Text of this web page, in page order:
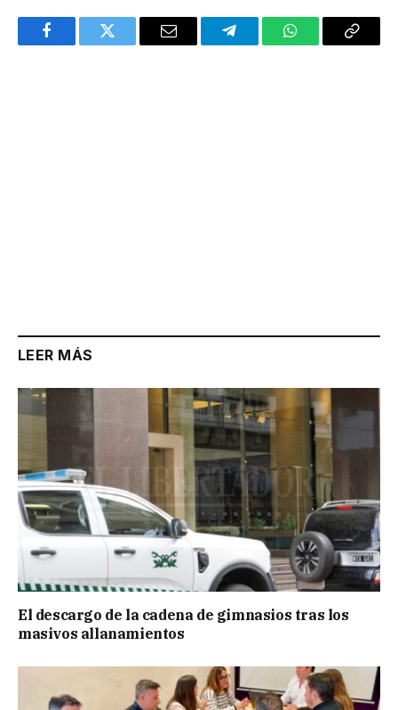
FacebookTwitter Email TelegramWhatsAppCopy
LEER MÁS
El descargo de la cadena de gimnasios tras los
masivos allanamientos